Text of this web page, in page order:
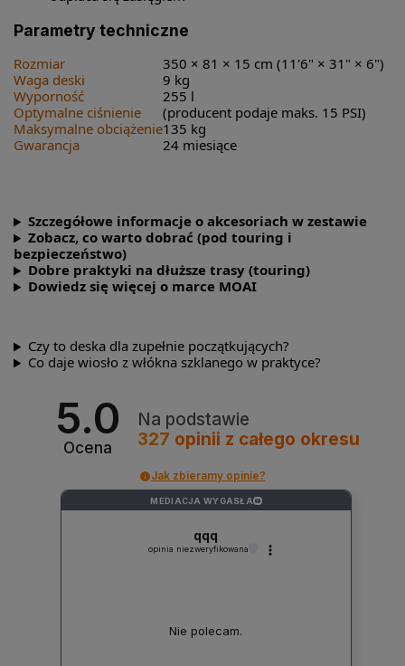
Parametry techniczne
Rozmiar
350 × 81 × 15 cm (11'6" × 31" × 6")
Waga deski
9 kg
Wyporność
255 l
Optymalne ciśnienie
(producent podaje maks. 15 PSI)
Maksymalne obciążenie135 kg
Gwarancja
24 miesiące
Szczegółowe informacje o akcesoriach w zestawie
Zobacz, co warto dobrać (pod touring i
bezpieczeństwo)
Dobre praktyki na dłuższe trasy (touring)
Dowiedz się więcej o marce MOAI
Czy to deska dla zupełnie początkujących?
Co daje wiosło z włókna szklanego w praktyce?
5.0
Ocena
Na podstawie
327 opinii z całego okresu
Jak zbieramy opinie?
MEDIACJA WYGASŁA ?
qqq
opinia niezweryfikowana
Nie polecam.